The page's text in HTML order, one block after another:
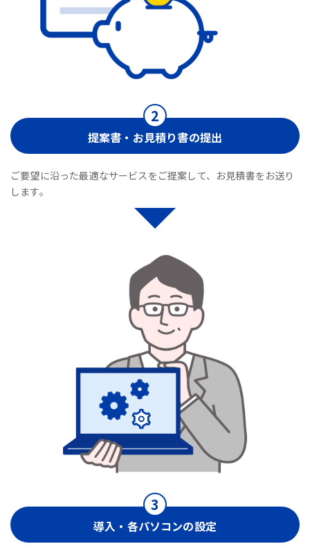
提案書・お見積り書の提出
ご要望に沿った最適なサービスをご提案して、お見積書をお送り
します。
導入・各パソコンの設定